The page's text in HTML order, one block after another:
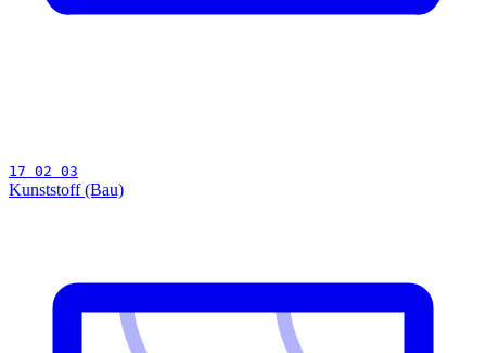
17 02 03
Kunststoff (Bau)